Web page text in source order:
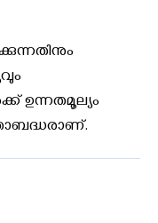
ഉന്നതമൂല്യം